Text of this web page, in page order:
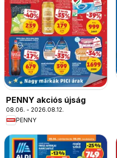
PENNY akciós újság
08.06. - 2026.08.12.
PENNY